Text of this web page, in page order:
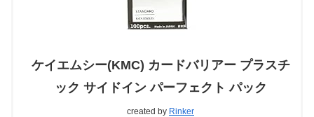
ケイエムシー(KMC) カードバリアー プラスチ
ック サイドイン パーフェクト パック
created by Rinker